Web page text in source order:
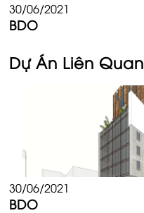
30/06/2021
BDO
Dự Án Liên Quan
30/06/2021
BDO